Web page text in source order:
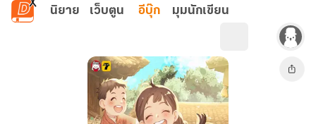
ข้ามไปยังเนื้อหาหลัก
นิยาย เว็บตูน อีบุ๊ก มุมนักเขียน